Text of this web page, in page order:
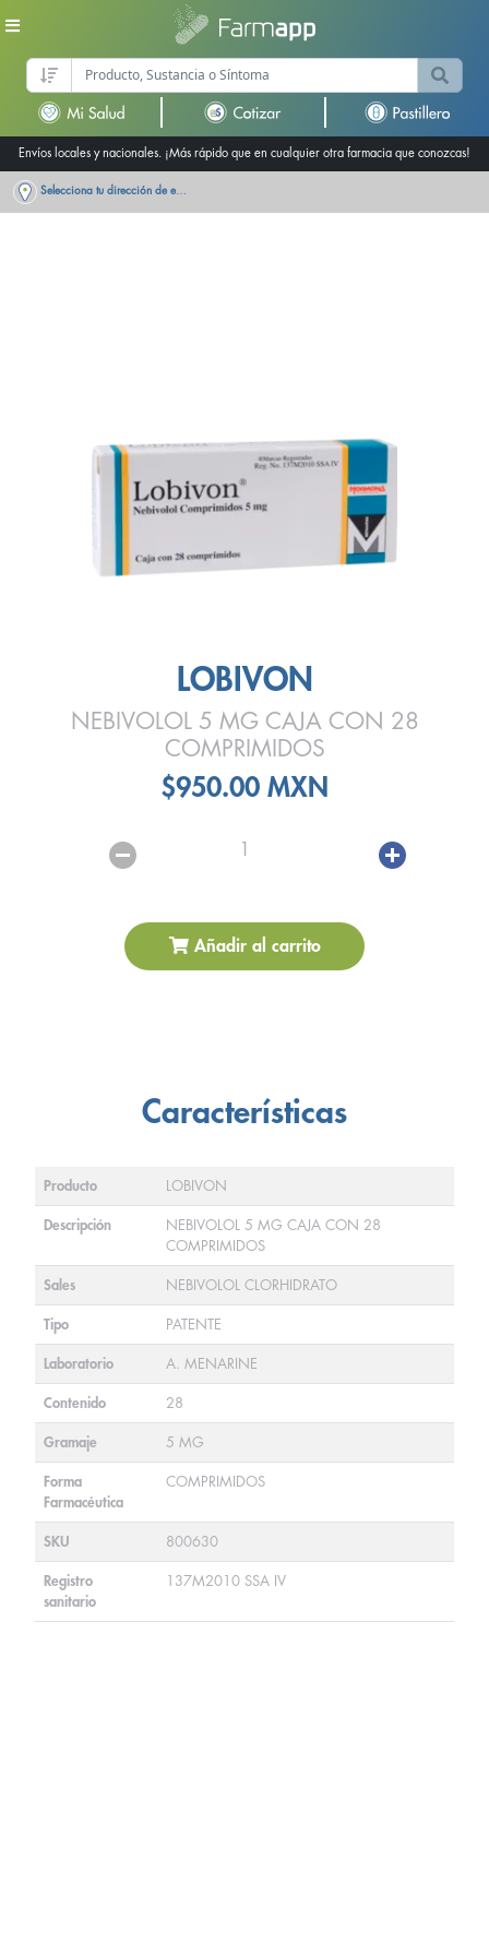
Envíos locales y nacionales. ¡Más rápido que en cualquier otra farmacia que conozcas!
Selecciona tu dirección de entrega
LOBIVON
NEBIVOLOL 5 MG CAJA CON 28
COMPRIMIDOS
$950.00 MXN
1
Añadir al carrito
Características
Producto LOBIVON
Descripción
NEBIVOLOL 5 MG CAJA CON 28
COMPRIMIDOS
Sales NEBIVOLOL CLORHIDRATO
Tipo PATENTE
Laboratorio A. MENARINE
Contenido 28
Gramaje 5 MG
Forma
Farmacéutica
COMPRIMIDOS
SKU 800630
Registro
sanitario
137M2010 SSA IV